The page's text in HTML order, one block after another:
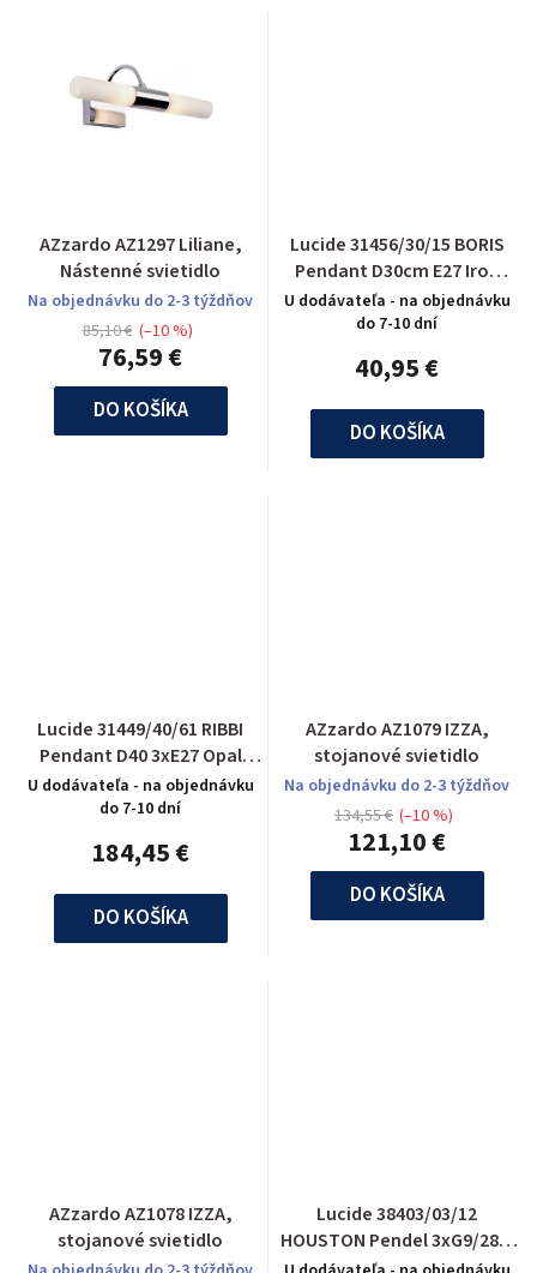
AZzardo AZ1297 Liliane,
Nástenné svietidlo
Na objednávku do 2-3 týždňov
76,59 €
85,10 € (–10 %)
DO KOŠÍKA
Lucide 31456/30/15 BORIS
Pendant D30cm E27 Iron
Grey
U dodávateľa - na objednávku
do 7-10 dní
40,95 €
DO KOŠÍKA
Lucide 31449/40/61 RIBBI
Pendant D40 3xE27 Opal
White
U dodávateľa - na objednávku
do 7-10 dní
184,45 €
DO KOŠÍKA
AZzardo AZ1079 IZZA,
stojanové svietidlo
Na objednávku do 2-3 týždňov
121,10 €
134,55 € (–10 %)
DO KOŠÍKA
AZzardo AZ1078 IZZA,
stojanové svietidlo
Lucide 38403/03/12
HOUSTON Pendel 3xG9/28W
L70 W16 H120 Opa